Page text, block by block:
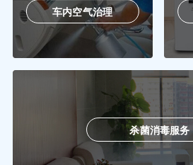
车内空气治理
杀菌消毒服务